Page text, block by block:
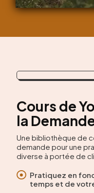
Cours de
la
Une bibliothèque de
demande pour une
diverse à portée de
 Pratiquez en
temps et de